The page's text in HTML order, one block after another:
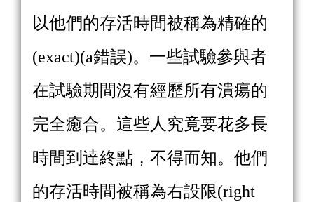
以他們的存活時間被稱為精確的
(exact)(a錯誤)。一些試驗參與者
在試驗期間沒有經歷所有潰瘍的
完全癒合。這些人究竟要花多長
時間到達終點，不得而知。他們
的存活時間被稱為右設限(right